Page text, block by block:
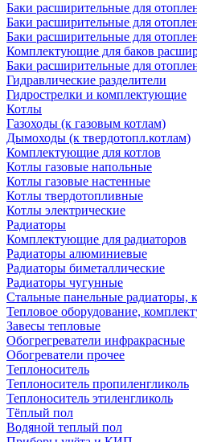
Баки расширительные для
Баки расширительные для
Баки расширительные для
Комплектующие для баков
Баки расширительные для
Гидравлические разделители
Гидрострелки и комплектующие
Котлы
Газоходы (к газовым котлам)
Дымоходы (к твердотопл.котлам)
Комплектующие для котлов
Котлы газовые напольные
Котлы газовые настенные
Котлы твердотопливные
Котлы электрические
Радиаторы
Комплектующие для радиаторов
Радиаторы алюминиевые
Радиаторы биметаллические
Радиаторы чугунные
Стальные панельные радиаторы,
Тепловое оборудование,
Завесы тепловые
Обогрегреватели инфракрасные
Обогреватели прочее
Теплоноситель
Теплоноситель пропиленгликоль
Теплоноситель этиленгликоль
Тёплый пол
Водяной теплый пол